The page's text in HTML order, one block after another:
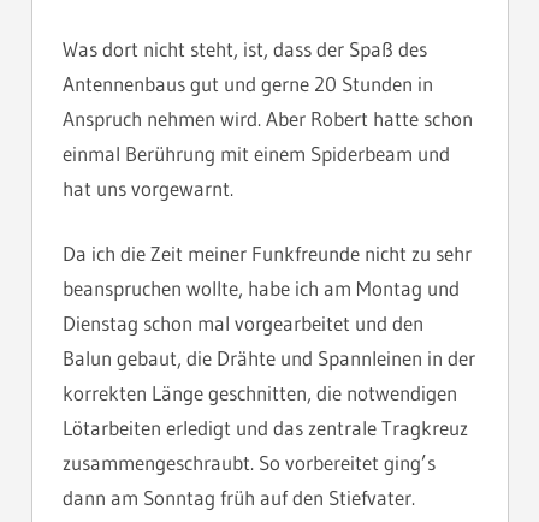
Was dort nicht steht, ist, dass der Spaß des
Antennenbaus gut und gerne 20 Stunden in
Anspruch nehmen wird. Aber Robert hatte schon
einmal Berührung mit einem Spiderbeam und
hat uns vorgewarnt.
Da ich die Zeit meiner Funkfreunde nicht zu sehr
beanspruchen wollte, habe ich am Montag und
Dienstag schon mal vorgearbeitet und den
Balun gebaut, die Drähte und Spannleinen in der
korrekten Länge geschnitten, die notwendigen
Lötarbeiten erledigt und das zentrale Tragkreuz
zusammengeschraubt. So vorbereitet ging’s
dann am Sonntag früh auf den Stiefvater.